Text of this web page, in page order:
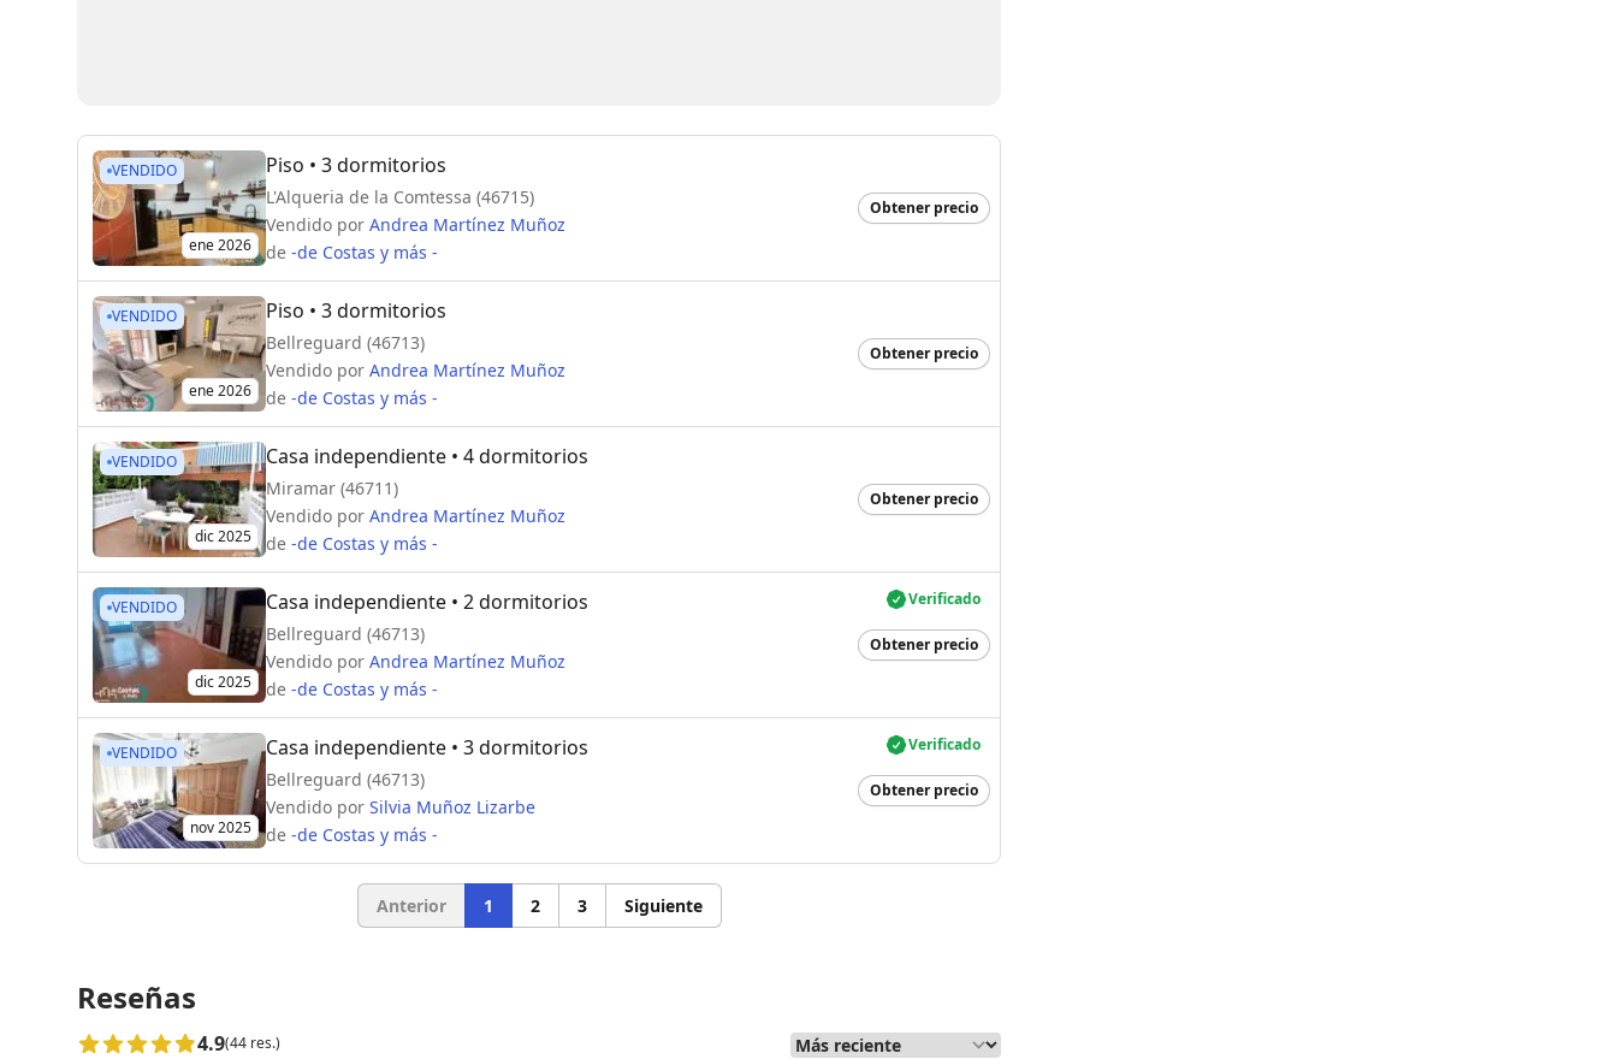
VENDIDO
ene 2026
Piso • 3 dormitorios
L'Alqueria de la Comtessa (46715)
Vendido por Andrea Martínez Muñoz
de -de Costas y más -
Obtener precio
VENDIDO
ene 2026
Piso • 3 dormitorios
Bellreguard (46713)
Vendido por Andrea Martínez Muñoz
de -de Costas y más -
Obtener precio
VENDIDO
dic 2025
Casa independiente • 4 dormitorios
Miramar (46711)
Vendido por Andrea Martínez Muñoz
de -de Costas y más -
Obtener precio
VENDIDO
dic 2025
Casa independiente • 2 dormitorios
Bellreguard (46713)
Vendido por Andrea Martínez Muñoz
de -de Costas y más -
Obtener precio
Verificado
VENDIDO
nov 2025
Casa independiente • 3 dormitorios
Bellreguard (46713)
Vendido por Silvia Muñoz Lizarbe
de -de Costas y más -
Obtener precio
Verificado
Anterior 1 2 3 Siguiente
Reseñas
4.9(44 res.)